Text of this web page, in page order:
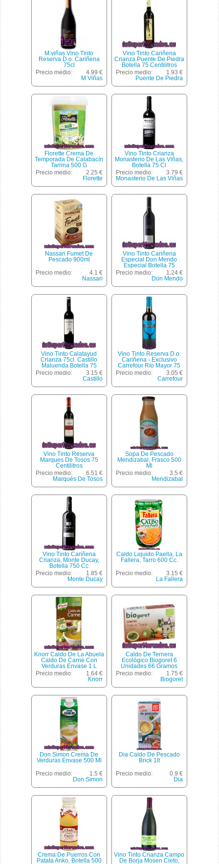
M.viñas Vino Tinto
Reserva D.o. Cariñena
75cl
Precio medio:
4.99 €
M Viñas
Vino Tinto Cariñena
Crianza Puente De Piedra
Botella 75 Centilitros
Precio medio:
1.93 €
Puente De Piedra
Florette Crema De
Temporada De Calabacín
Tarrina 500 G
Precio medio:
2.25 €
Florette
Vino Tinto Crianza
Monasterio De Las Viñas,
Botella 75 Cl
Precio medio:
3.79 €
Monasterio De Las Viñas
Nassari Fumet De
Pescado 900ml
Precio medio:
4.1 €
Nassari
Vino Tinto Cariñena
Especial Don Mendo
Especial Botella 75
Centilitros
Precio medio:
1.24 €
Don Mendo
Vino Tinto Calatayud
Crianza 75cl. Castillo
Maluenda Botella 75
Centilitros
Precio medio:
3.15 €
Castillo
Vino Tinto Reserva D.o.
Cariñena - Exclusivo
Carrefour Río Mayor 75
Cl.
Precio medio:
3.05 €
Carrefour
Vino Tinto Reserva
Marques De Tosos 75
Centilitros
Precio medio:
6.51 €
Marqués De Tosos
Sopa De Pescado
Mendizabal, Frasco 500
Ml
Precio medio:
3.5 €
Mendizabal
Vino Tinto Cariñena
Crianza, Monte Ducay,
Botella 750 Cc
Precio medio:
1.85 €
Monte Ducay
Caldo Liquido Paella, La
Fallera, Tarro 600 Cc.
Precio medio:
3.15 €
La Fallera
Knorr Caldo De La Abuela
Caldo De Carne Con
Verduras Envase 1 L
Precio medio:
1.64 €
Knorr
Caldo De Ternera
Ecológico Biogoret 6
Unidades 66 Gramos
Precio medio:
1.75 €
Biogoret
Don Simon Crema De
Verduras Envase 500 Ml
Precio medio:
1.5 €
Don Simon
Dia Caldo De Pescado
Brick 1lt
Precio medio:
0.9 €
Dia
Crema De Puerros Con
Patata Anko, Botella 500
Vino Tinto Crianza Campo
De Borja Mosen Cleto,